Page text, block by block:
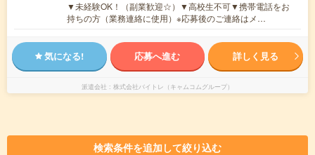
▼未経験OK！（副業歓迎☆）▼高校生不可▼携帯電話をお
持ちの方（業務連絡に使用）※応募後のご連絡はメ…
気になる! 応募へ進む 詳しく見る
派遣会社 株式会社バイトレ（キャムコムグループ）
検索条件を追加して絞り込む